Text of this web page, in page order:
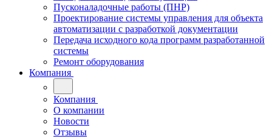
Пусконаладочные работы (ПНР)
Проектирование системы управления для объекта
автоматизации с разработкой документации
Передача исходного кода программ разработанной
системы
Ремонт оборудования
Компания
Компания
О компании
Новости
Отзывы